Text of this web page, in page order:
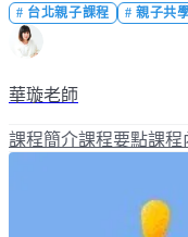
# 台北親子課程 #親子共
華璇老師
課程簡介課程要點課程